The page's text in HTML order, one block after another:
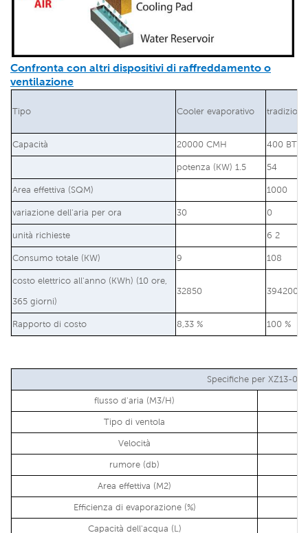
Confronta con altri dispositivi di raffreddamento o
ventilazione
Tipo Cooler evaporativo
Capacità 20000 CMH 400 BTU/
potenza (KW) 1.5 54
Area effettiva (SQM) 1000
variazione dell'aria per ora 30 0
unità richieste 6 2
Consumo totale (KW) 9 108
costo elettrico all'anno (KWh) (10 ore,
365 giorni)
32850 394200
Rapporto di costo 8,33 % 100 %
Specifiche per XZ13-080
flusso d'aria (M3/H)
Tipo di ventola
Velocità
rumore (db)
Area effettiva (M2)
Efficienza di evaporazione (%)
Capacità dell'acqua (L)